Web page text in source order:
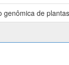
genômica de